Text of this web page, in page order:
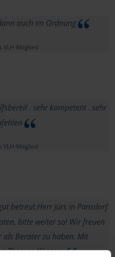
auch im Ordnung
VLH-Mitglied
. sehr kompetent . sehr
VLH-Mitglied
betreut.Herr Jürs in Pansdorf
bitte weiter so! Wir freuen
als Berater zu haben. Mit
Thomas Wiggers